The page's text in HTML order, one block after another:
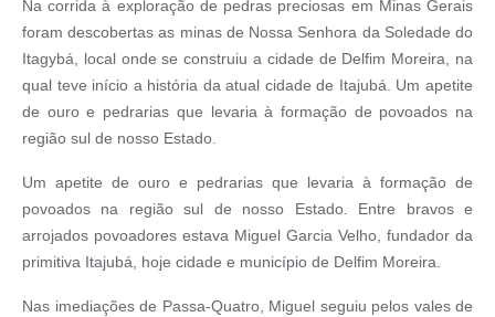
Na corrida à exploração de pedras preciosas em Minas Gerais
foram descobertas as minas de Nossa Senhora da Soledade do
Itagybá, local onde se construiu a cidade de Delfim Moreira, na
qual teve início a história da atual cidade de Itajubá. Um apetite
de ouro e pedrarias que levaria à formação de povoados na
região sul de nosso Estado.
Um apetite de ouro e pedrarias que levaria à formação de
povoados na região sul de nosso Estado. Entre bravos e
arrojados povoadores estava Miguel Garcia Velho, fundador da
primitiva Itajubá, hoje cidade e município de Delfim Moreira.
Nas imediações de Passa-Quatro, Miguel seguiu pelos vales de